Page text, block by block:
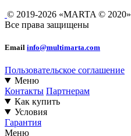
© 2019-2026 «MARTA © 2020»
Все права защищены
Email info@multimarta.com
Пользовательское соглашение
Меню
Контакты Партнерам
Как купить
Условия
Гарантия
Меню